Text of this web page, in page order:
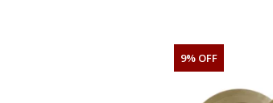
9% OFF